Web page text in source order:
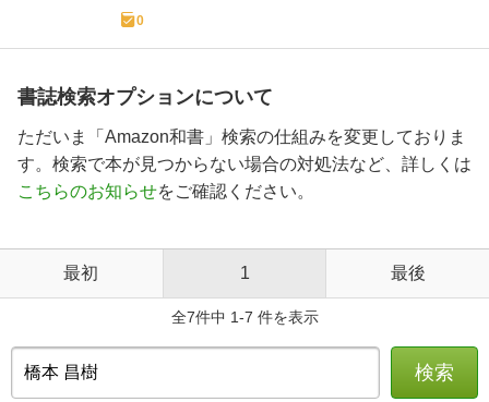
0
書誌検索オプションについて
ただいま「Amazon和書」検索の仕組みを変更しておりま
す。検索で本が見つからない場合の対処法など、詳しくは
こちらのお知らせをご確認ください。
最初 1 最後
全7件中 1-7 件を表示
検索